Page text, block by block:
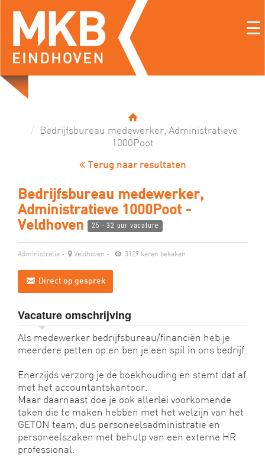
☰
Bedrijfsbureau medewerker, Administratieve
1000Poot
Terug naar resultaten
Bedrijfsbureau medewerker,
Administratieve 1000Poot -
Veldhoven
25 - 32 uur vacature
Administratie - Veldhoven - 3129 keren bekeken
Direct op gesprek
Vacature omschrijving
Als medewerker bedrijfsbureau/financiën heb je
meerdere petten op en ben je een spil in ons bedrijf.
Enerzijds verzorg je de boekhouding en stemt dat af
met het accountantskantoor.
Maar daarnaast doe je ook allerlei voorkomende
taken die te maken hebben met het welzijn van het
GETON team, dus personeelsadministratie en
personeelszaken met behulp van een externe HR
professional.